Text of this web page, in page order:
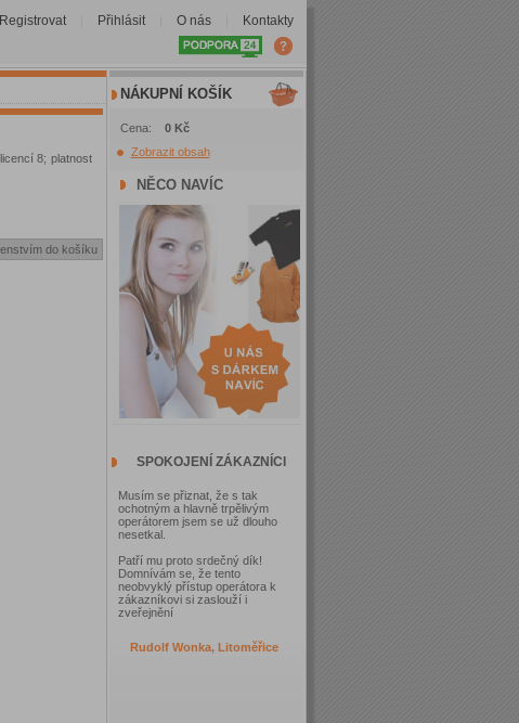
Registrovat Přihlásit O nás Kontakty
8; platnost
NÁKUPNÍ KOŠÍK
Cena: 0 Kč
Zobrazit obsah
NĚCO NAVÍC
SPOKOJENÍ ZÁKAZNÍCI
Musím se přiznat, že s tak
ochotným a hlavně trpělivým
operátorem jsem se už dlouho
nesetkal.
Patří mu proto srdečný dík!
Domnívám se, že tento
neobvyklý přístup operátora k
zákazníkovi si zaslouží i
zveřejnění
Rudolf Wonka, Litoměřice